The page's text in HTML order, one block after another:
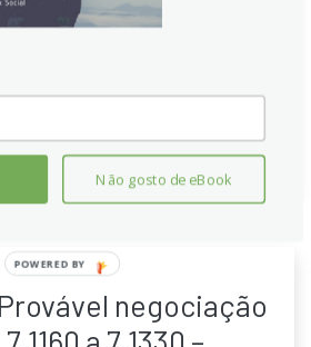
tende a perder valor, podendo
negociação
Não gosto de eBook
POWERED BY